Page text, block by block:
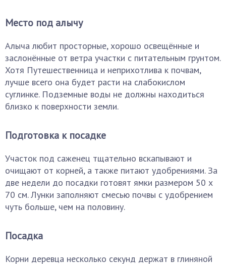
Место под алычу
Алыча любит просторные, хорошо освещённые и
заслонённые от ветра участки с питательным грунтом.
Хотя Путешественница и неприхотлива к почвам,
лучше всего она будет расти на слабокислом
суглинке. Подземные воды не должны находиться
близко к поверхности земли.
Подготовка к посадке
Участок под саженец тщательно вскапывают и
очищают от корней, а также питают удобрениями. За
две недели до посадки готовят ямки размером 50 х
70 см. Лунки заполняют смесью почвы с удобрением
чуть больше, чем на половину.
Посадка
Корни деревца несколько секунд держат в глиняной